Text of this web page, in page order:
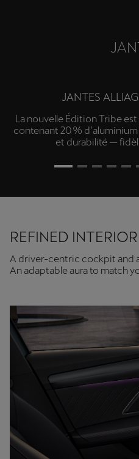
JANTES
La nouvelle Édition Tribe
contenant 20 %
et durabilité —
REFINED
A driver-centric cockpit and
An adaptable aura to match